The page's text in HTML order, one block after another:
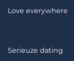
Love everywhere
Serieuze dating